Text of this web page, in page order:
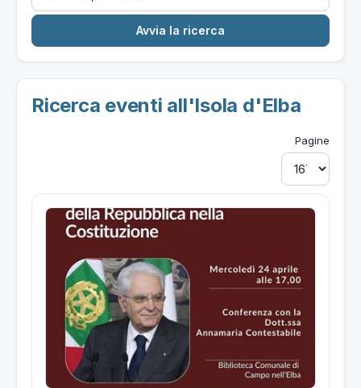
Ricerca eventi all'Isola d'Elba
Pagine